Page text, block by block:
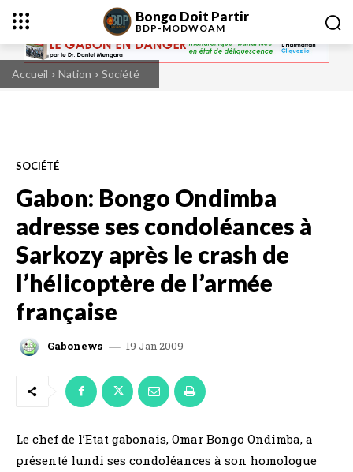
Bongo Doit Partir
BDP-MODWOAM
Accueil Nation Société
SOCIÉTÉ
Gabon: Bongo Ondimba
adresse ses condoléances à
Sarkozy après le crash de
l’hélicoptère de l’armée
française
Gabonews 19 Jan 2009
Le chef de l’Etat gabonais, Omar Bongo Ondimba, a
présenté lundi ses condoléances à son homologue